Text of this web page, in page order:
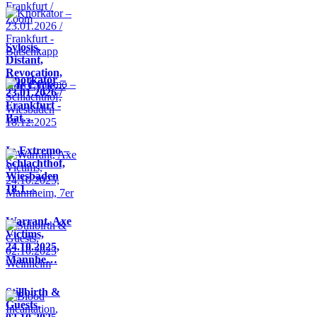
Sylosis,
Distant,
Revocation,
Life Cycle…
Knorkator –
23.01.2026 /
Frankfurt -
Bat…
In Extremo –
Schlachthof,
Wiesbaden
18.1…
Warrant, Axe
Victims,
24.10.2025,
Mannhe…
Stillbirth &
Guests,